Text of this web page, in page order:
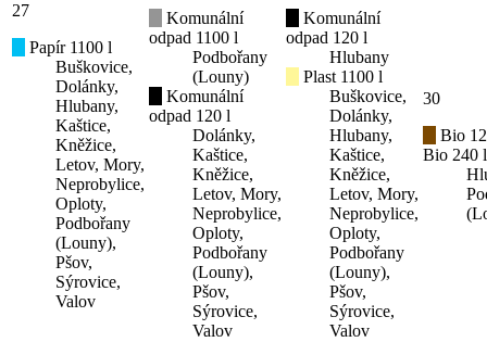
27
Papír 1100 l
Buškovice,
Dolánky,
Hlubany,
Kaštice,
Kněžice,
Letov, Mory,
Neprobylice,
Oploty,
Podbořany
(Louny),
Pšov,
Sýrovice,
Valov
Komunální
odpad 1100 l
Podbořany
(Louny)
Komunální
odpad 120 l
Dolánky,
Kaštice,
Kněžice,
Letov, Mory,
Neprobylice,
Oploty,
Podbořany
(Louny),
Pšov,
Sýrovice,
Valov
Komunální
odpad 120 l
Hlubany
Plast 1100 l
Buškovice,
Dolánky,
Hlubany,
Kaštice,
Kněžice,
Letov, Mory,
Neprobylice,
Oploty,
Podbořany
(Louny),
Pšov,
Sýrovice,
Valov
30
Bio
Bio 240 l